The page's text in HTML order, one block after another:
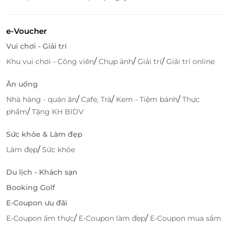
mang đến trải nghiệm tốt nhất cho bạn. Bên cạnh
đó, quy trình đặt lịch rất đơn giản. Sau khi mua deal
trên LifeLink, bạn chỉ cần liên hệ với Phiêu Lyn Spa
thời gian và công sức.
e-Voucher
Vui chơi - Giải trí
Khu vui chơi - Công viên/Chụp ảnh/Giải trí/Giải trí online
Ăn uống
Nhà hàng - quán ăn/Cafe, Trà/ Kem - Tiệm bánh/Thực
phẩm/Tặng KH BIDV
Sức khỏe & Làm đẹp
Làm đẹp/Sức khỏe
Du lịch - Khách sạn
Booking Golf
E-Coupon ưu đãi
E-Coupon ẩm thực/ E-Coupon làm đẹp/ E-Coupon mua sắm